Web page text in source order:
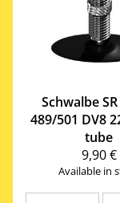
Schwalbe
489/501 DV8
tube
9,90 €
Available in